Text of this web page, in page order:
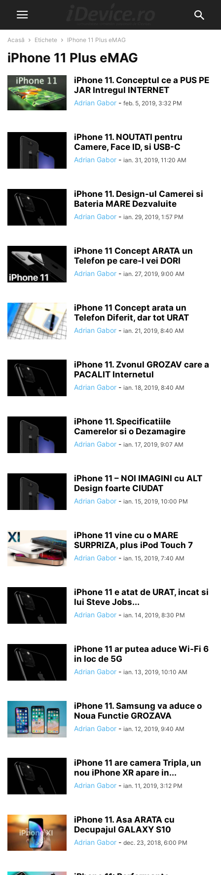
Acasă Etichete IPhone 11 Plus eMAG
iPhone 11 Plus eMAG
iPhone 11. Conceptul ce a PUS PE
JAR Intregul INTERNET
Adrian Gabor - feb. 5, 2019, 3:32 PM
iPhone 11. NOUTATI pentru
Camere, Face ID, si USB-C
Adrian Gabor - ian. 31, 2019, 11:20 AM
iPhone 11. Design-ul Camerei si
Bateria MARE Dezvaluite
Adrian Gabor - ian. 29, 2019, 1:57 PM
iPhone 11 Concept ARATA un
Telefon pe care-l vei DORI
Adrian Gabor - ian. 27, 2019, 9:00 AM
iPhone 11 Concept arata un
Telefon Diferit, dar tot URAT
Adrian Gabor - ian. 21, 2019, 8:40 AM
iPhone 11. Zvonul GROZAV care a
PACALIT Internetul
Adrian Gabor - ian. 18, 2019, 8:40 AM
iPhone 11. Specificatiile
Camerelor si o Dezamagire
Adrian Gabor - ian. 17, 2019, 9:07 AM
iPhone 11 – NOI IMAGINI cu ALT
Design foarte CIUDAT
Adrian Gabor - ian. 15, 2019, 10:00 PM
iPhone 11 vine cu o MARE
SURPRIZA, plus iPod Touch 7
Adrian Gabor - ian. 15, 2019, 7:40 AM
iPhone 11 e atat de URAT, incat si
lui Steve Jobs...
Adrian Gabor - ian. 14, 2019, 8:30 PM
iPhone 11 ar putea aduce Wi-Fi 6
in loc de 5G
Adrian Gabor - ian. 13, 2019, 10:10 AM
iPhone 11. Samsung va aduce o
Noua Functie GROZAVA
Adrian Gabor - ian. 12, 2019, 9:40 AM
iPhone 11 are camera Tripla, un
nou iPhone XR apare in...
Adrian Gabor - ian. 11, 2019, 3:12 PM
iPhone 11. Asa ARATA cu
Decupajul GALAXY S10
Adrian Gabor - dec. 23, 2018, 6:00 PM